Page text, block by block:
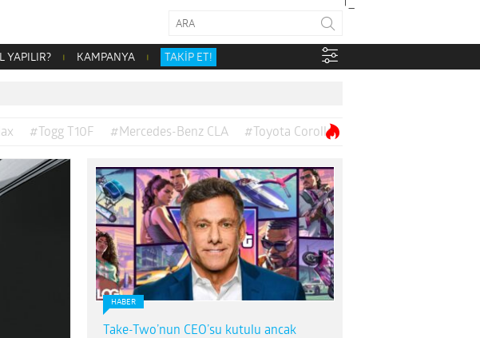
YAPILIR? KAMPANYA TAKİP ET!
#Togg T10F #Mercedes-Benz CLA #Toyota Corolla
HABER
Take-Two’nun CEO’su kutulu ancak